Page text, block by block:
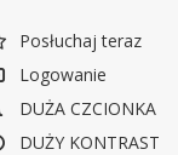
Posłuchaj teraz
Logowanie
DUŻA CZCIONKA
DUŻY KONTRAST